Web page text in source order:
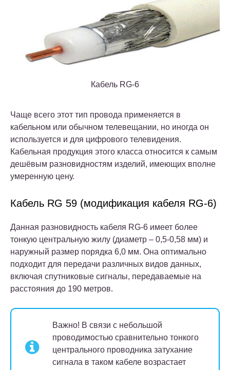
Кабель RG-6
Чаще всего этот тип провода применяется в
кабельном или обычном телевещании, но иногда он
используется и для цифрового телевидения.
Кабельная продукция этого класса относится к самым
дешёвым разновидностям изделий, имеющих вполне
умеренную цену.
Кабель RG 59 (модификация кабеля RG-6)
Данная разновидность кабеля RG-6 имеет более
тонкую центральную жилу (диаметр – 0,5-0,58 мм) и
наружный размер порядка 6,0 мм. Она оптимально
подходит для передачи различных видов данных,
включая спутниковые сигналы, передаваемые на
расстояния до 190 метров.
Важно! В связи с небольшой
проводимостью сравнительно тонкого
центрального проводника затухание
сигнала в таком кабеле возрастает